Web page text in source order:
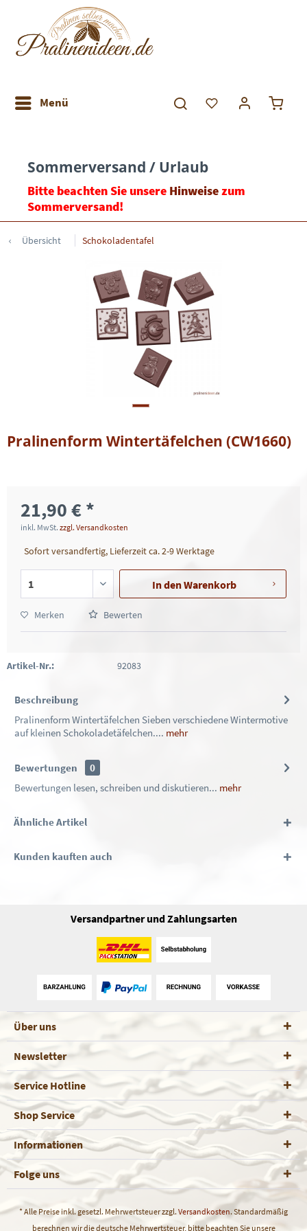
Menü
Sommerversand / Urlaub
Bitte beachten Sie unsere Hinweisezum
Sommerversand!
Übersicht Schokoladentafel
Pralinenform Wintertäfelchen (CW1660)
21,90 € *
inkl. MwSt. zzgl. Versandkosten
Sofort versandfertig, Lieferzeit ca. 2-9 Werktage
In denWarenkorb
Merken Bewerten
Artikel-Nr.: 92083
Beschreibung
Pralinenform Wintertäfelchen Sieben verschiedene Wintermotive
auf kleinen Schokoladetäfelchen.... mehr
Bewertungen
0
Bewertungen lesen, schreiben und diskutieren... mehr
Ähnliche Artikel
Kunden kauften auch
Versandpartner und Zahlungsarten
Über uns
Newsletter
Service Hotline
Shop Service
Informationen
Folge uns
* Alle Preise inkl. gesetzl. Mehrwertsteuer zzgl. Versandkosten. Standardmäßig
berechnen wir die deutsche Mehrwertsteuer, bitte beachten Sie unsere